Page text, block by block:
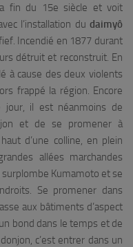
fin du 15e siècle et voit
l’installation du daimyô
Incendié en 1877 durant
détruit et reconstruit. En
à cause des deux violents
frappé la région. Encore
jour, il est néanmoins de
et de se promener à
d’une colline, en plein
allées marchandes
surplombe Kumamoto et se
Se promener dans
aux bâtiments d’aspect
bond dans le temps et de
c’est entrer dans un